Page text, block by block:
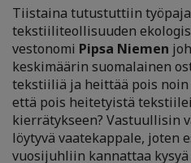
Tiistaina tutustuttiin
tekstiiliteollisuuden
vestonomi Pipsa Niemen
keskimäärin suomalainen
tekstiiliä ja heittää pois noin
että pois heitetyistä
kierrätykseen? Vastuullisin
löytyvä vaatekappale, joten
vuosijuhliin kannattaa